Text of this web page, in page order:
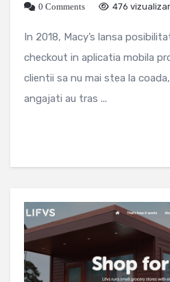
0 Comments
476
In 2018, Macy’s lansa
checkout in aplicatia mobila
clientii sa nu mai stea la
angajati au tras ...